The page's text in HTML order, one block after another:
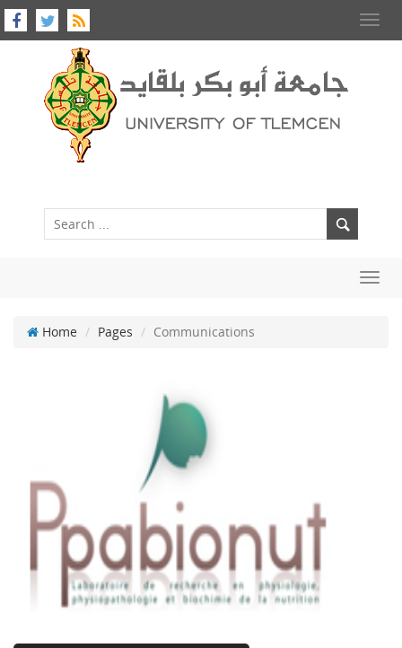
Home Pages Communications